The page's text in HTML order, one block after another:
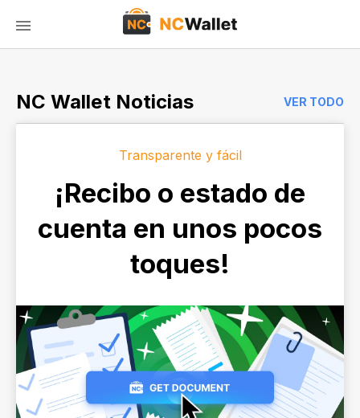
NC Wallet Noticias VER TODO
Transparente y fácil
¡Recibo o estado de
cuenta en unos pocos
toques!